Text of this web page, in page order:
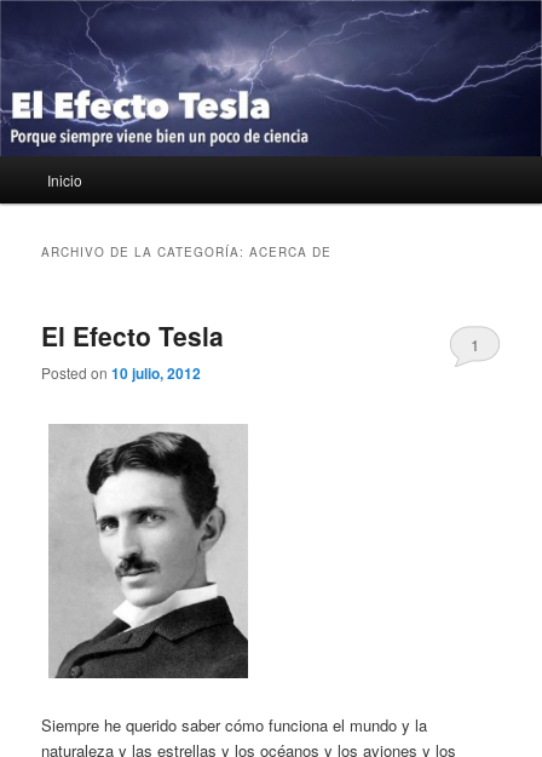
contenido
principal
contenido
secundario
El Efecto Tesla
Porque siempre viene bien un poco de ciencia
principal
Inicio
ARCHIVO DE LA CATEGORÍA:ACERCA DE
El Efecto Tesla
Posted on10 julio, 2012
1
Siempre he querido saber cómo funciona el mundo y la
naturaleza y las estrellas y los océanos y los aviones y los